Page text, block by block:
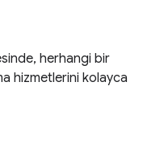
herhangi bir
hizmetlerini kolayca